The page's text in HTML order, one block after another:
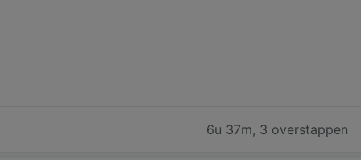
6u 37m, 3 overstappen